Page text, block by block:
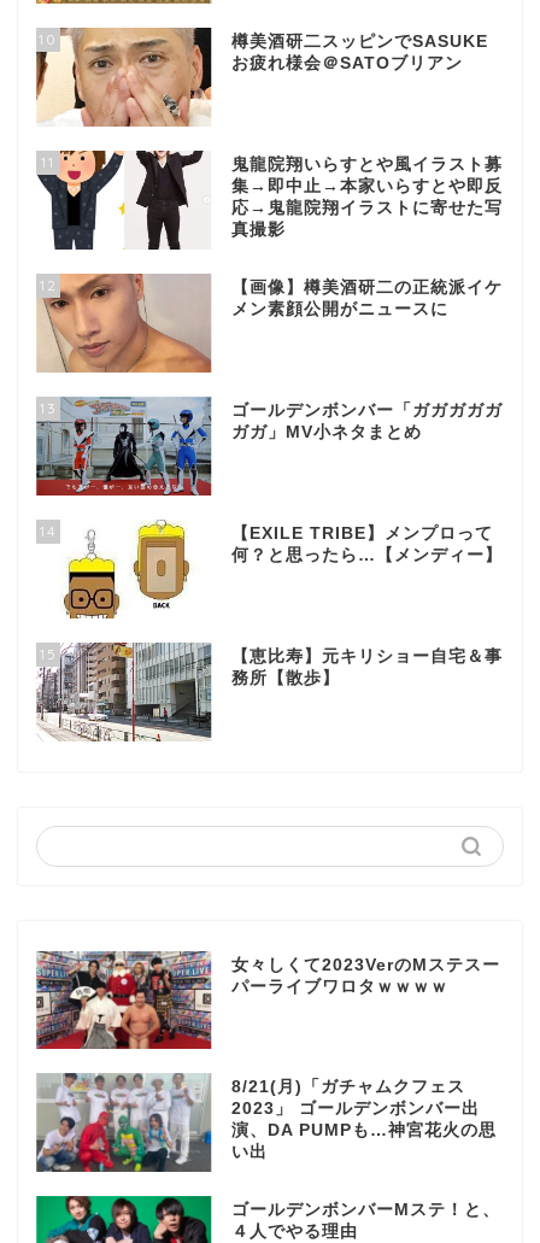
10
樽美酒研二スッピンでSASUKE
お疲れ様会＠SATOブリアン
11
鬼龍院翔いらすとや風イラスト募
集→即中止→本家いらすとや即反
応→鬼龍院翔イラストに寄せた写
真撮影
12
【画像】樽美酒研二の正統派イケ
メン素顔公開がニュースに
13
ゴールデンボンバー「ガガガガガ
ガガ」MV小ネタまとめ
14
【EXILE TRIBE】メンプロって
何？と思ったら…【メンディー】
15
【恵比寿】元キリショー自宅＆事
務所【散歩】
女々しくて2023VerのMステスー
パーライブワロタｗｗｗｗ
8/21(月)「ガチャムクフェス
2023」 ゴールデンボンバー出
演、DA PUMPも…神宮花火の思
い出
ゴールデンボンバーMステ！と、
４人でやる理由